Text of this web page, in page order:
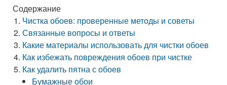
Содержание
Чистка обоев: проверенные методы и советы
Связанные вопросы и ответы
Какие материалы использовать для чистки обоев
Как избежать повреждения обоев при чистке
Как удалить пятна с обоев
Бумажные обои